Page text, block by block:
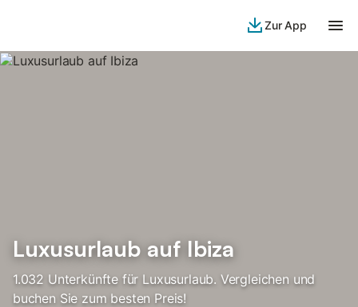
Zur App
Luxusurlaub auf Ibiza
1.032 Unterkünfte für Luxusurlaub. Vergleichen und
buchen Sie zum besten Preis!